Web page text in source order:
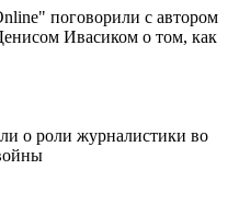
поговорили с автором
Ивасиком о том, как
о роли журналистики во